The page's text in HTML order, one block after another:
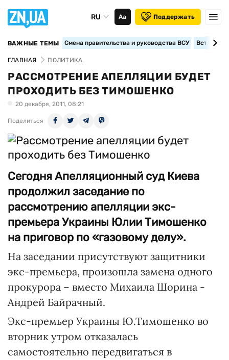
RU Аа Поддержать
ВАЖНЫЕ ТЕМЫ Смена правительства и руководства ВСУ
ГЛАВНАЯ ПОЛИТИКА
РАССМОТРЕНИЕ АПЕЛЛЯЦИИ БУДЕТ
ПРОХОДИТЬ БЕЗ ТИМОШЕНКО
20 декабря, 2011, 08:21
Поделиться
Сегодня Апелляционный суд Киева
продолжил заседание по
рассмотрению апелляции экс-
премьера Украины Юлии Тимошенко
на приговор по «газовому делу».
На заседании присутствуют защитники
экс-премьера, произошла замена одного
прокурора – вместо Михаила Шорина -
Андрей Байрачный.
Экс-премьер Украины Ю.Тимошенко во
вторник утром отказалась
самостоятельно передвигаться в